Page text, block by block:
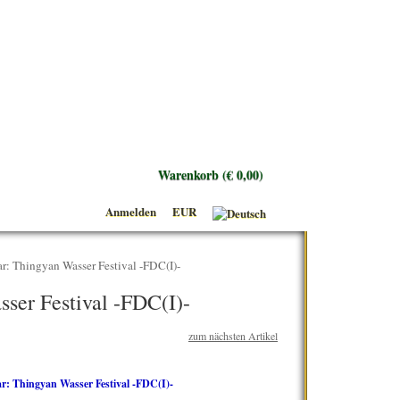
Warenkorb (€ 0,00)
Anmelden EUR
Thingyan Wasser Festival -FDC(I)-
Festival -FDC(I)-
zum nächsten Artikel